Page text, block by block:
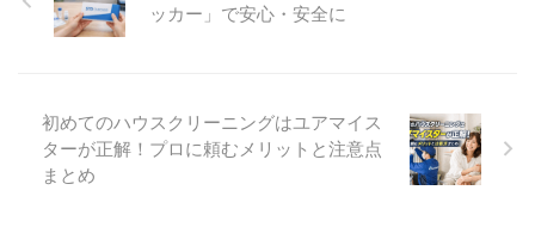
ッカー」で安心・安全に
初めてのハウスクリーニングはユアマイス
ターが正解！プロに頼むメリットと注意点
まとめ